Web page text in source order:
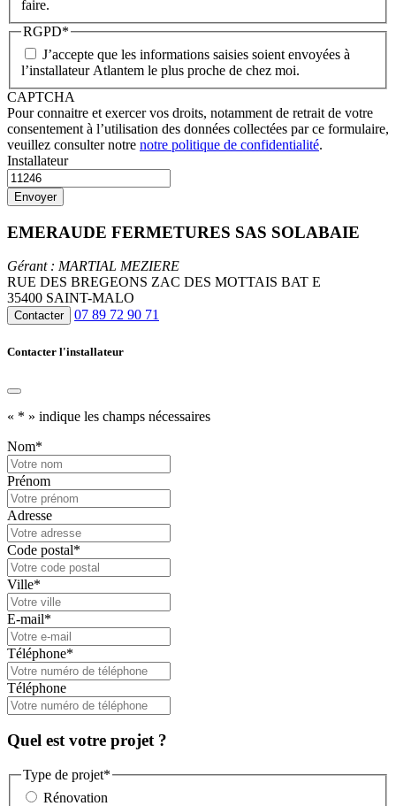
faire.
RGPD*
J’accepte que les informations saisies soient envoyées à
l’installateur Atlantem le plus proche de chez moi.
CAPTCHA
Pour connaitre et exercer vos droits, notamment de retrait de votre
consentement à l’utilisation des données collectées par ce formulaire,
veuillez consulter notre notre politique de confidentialité.
Installateur
EMERAUDE FERMETURES SAS SOLABAIE
Gérant : MARTIAL MEZIERE
RUE DES BREGEONS ZAC DES MOTTAIS BAT E
35400 SAINT-MALO
Contacter 07 89 72 90 71
Contacter l'installateur
« * » indique les champs nécessaires
Nom*
Prénom
Adresse
Code postal*
Ville*
E-mail*
Téléphone*
Téléphone
Quel est votre projet ?
Type de projet*
Rénovation